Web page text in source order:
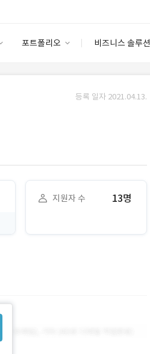
포트폴리오 비즈니스 솔루션
안심 코드 케어
등록 일자 2021.04.13.
지원자 수 13명